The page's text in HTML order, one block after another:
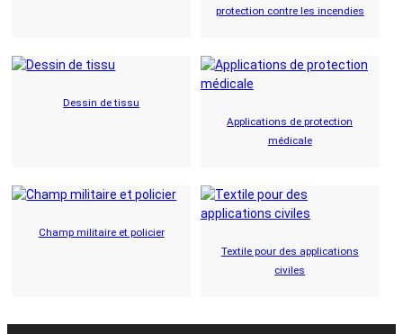
protection contre les incendies
Dessin de tissu
Applications de protection
médicale
Champ militaire et policier
Textile pour des applications
civiles